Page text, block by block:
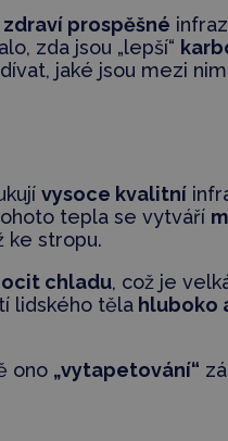
zdraví prospěšné
zda jsou „lepší“
jaké jsou mezi
vysoce kvalitní
tepla se vytváří
ke stropu.
chladu, což je
lidského tělahluboko
ono „vytapetování“